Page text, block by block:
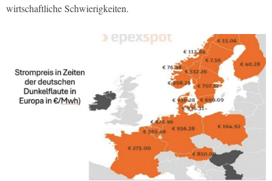
wirtschaftliche Schwierigkeiten.